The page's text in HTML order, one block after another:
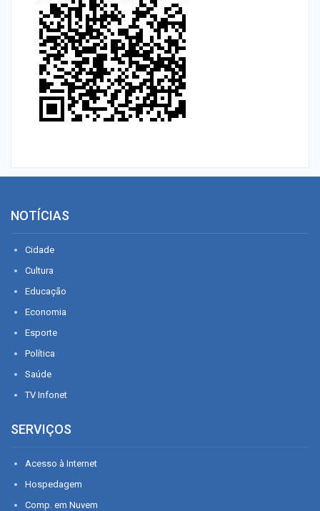
NOTÍCIAS
Cidade
Cultura
Educação
Economia
Esporte
Política
Saúde
TV Infonet
SERVIÇOS
Acesso à Internet
Hospedagem
Comp. em Nuvem